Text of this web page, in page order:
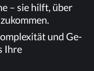
– sie hilft, über
und Ge­
Ihre